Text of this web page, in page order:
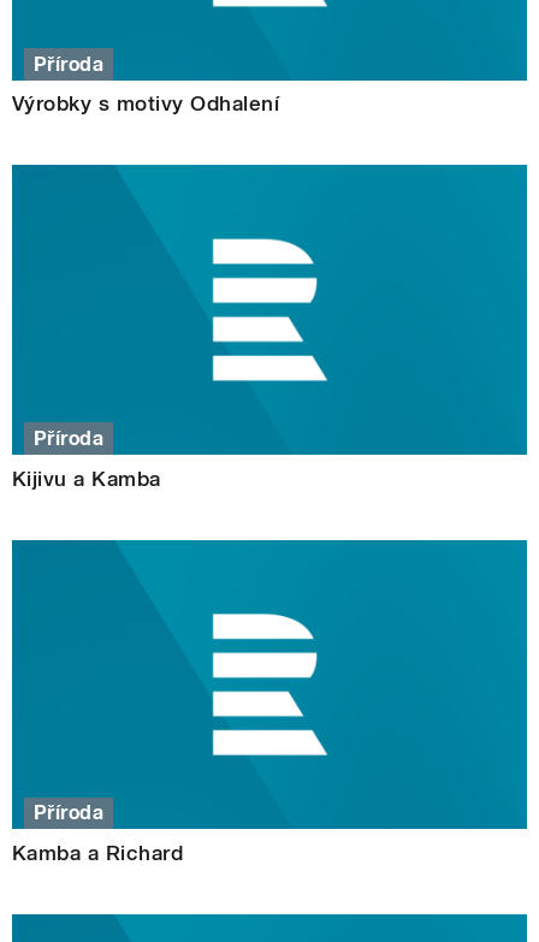
Příroda
Výrobky s motivy Odhalení
Příroda
Kijivu a Kamba
Příroda
Kamba a Richard